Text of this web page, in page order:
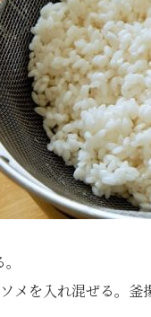
メを入れ混ぜる。釜